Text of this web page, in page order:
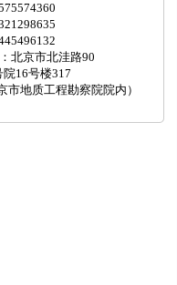
北京市北洼路90
16号楼317
市地质工程勘察院院内）